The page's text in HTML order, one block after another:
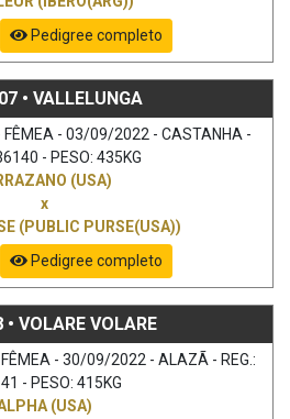
Pedigree completo
• VALLELUNGA
FÊMEA - 03/09/2022 - CASTANHA -
- PESO: 435KG
(USA)
x
(PUBLIC PURSE(USA))
Pedigree completo
• VOLARE VOLARE
FÊMEA - 30/09/2022 - ALAZÃ - REG.:
- PESO: 415KG
(USA)